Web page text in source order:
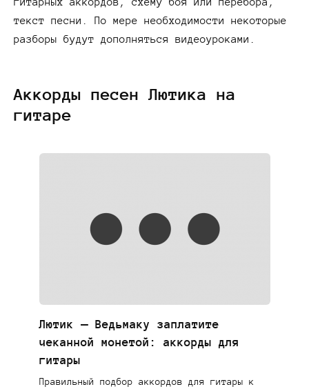
текст песни. По мере необходимости некоторые
разборы будут дополняться видеоуроками.
Аккорды песен Лютика на
гитаре
Лютик — Ведьмаку заплатите
чеканной монетой: аккорды для
гитары
Правильный подбор аккордов для гитары к